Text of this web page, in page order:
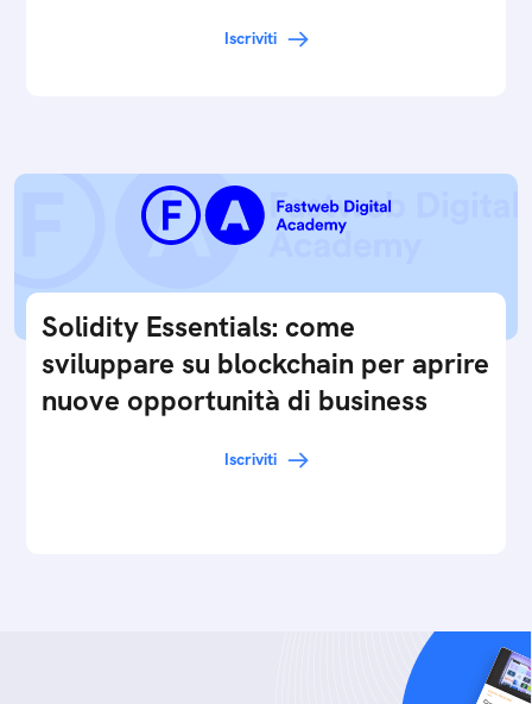
Iscriviti
Solidity Essentials: come
sviluppare su blockchain per aprire
nuove opportunità di business
Iscriviti